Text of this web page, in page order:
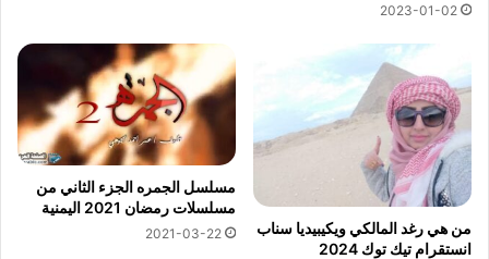
2023-01-02
من هي رغد المالكي ويكيبيديا سناب
انستقرام تيك توك 2024
مسلسل الجمره الجزء الثاني من
مسلسلات رمضان 2021 اليمنية
2021-03-22